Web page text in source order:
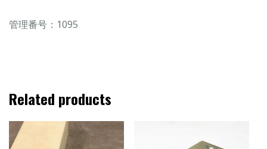
管理番号：1095
Related products